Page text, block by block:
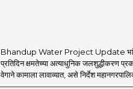
Bhandup Water Project Update भांडुप
प्रतिदिन क्षमतेच्या अत्याधुनिक जलशुद्धीकरण
वेगाने कामाला लावाव्यात, असे निर्देश